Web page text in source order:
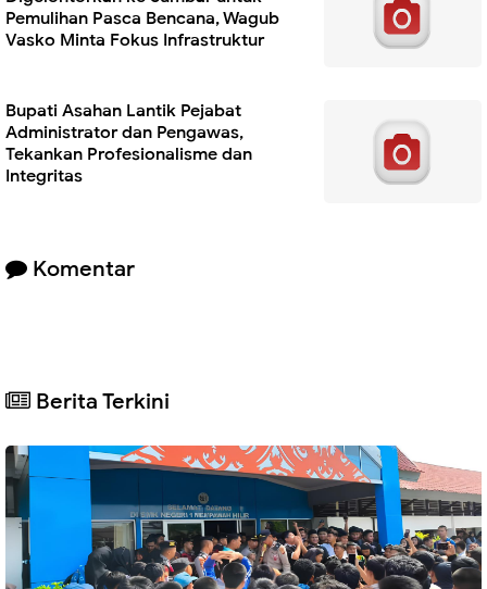
Pemulihan Pasca Bencana, Wagub
Vasko Minta Fokus Infrastruktur
Bupati Asahan Lantik Pejabat
Administrator dan Pengawas,
Tekankan Profesionalisme dan
Integritas
Komentar
Berita Terkini